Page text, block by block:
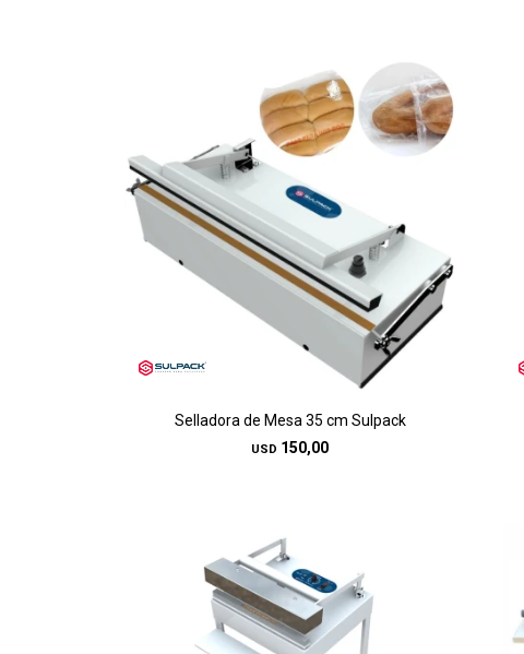
Selladora de Mesa 35 cm Sulpack
USD 150,00